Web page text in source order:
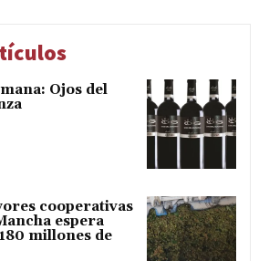
Ojos del
cooperativas
espera
millones de